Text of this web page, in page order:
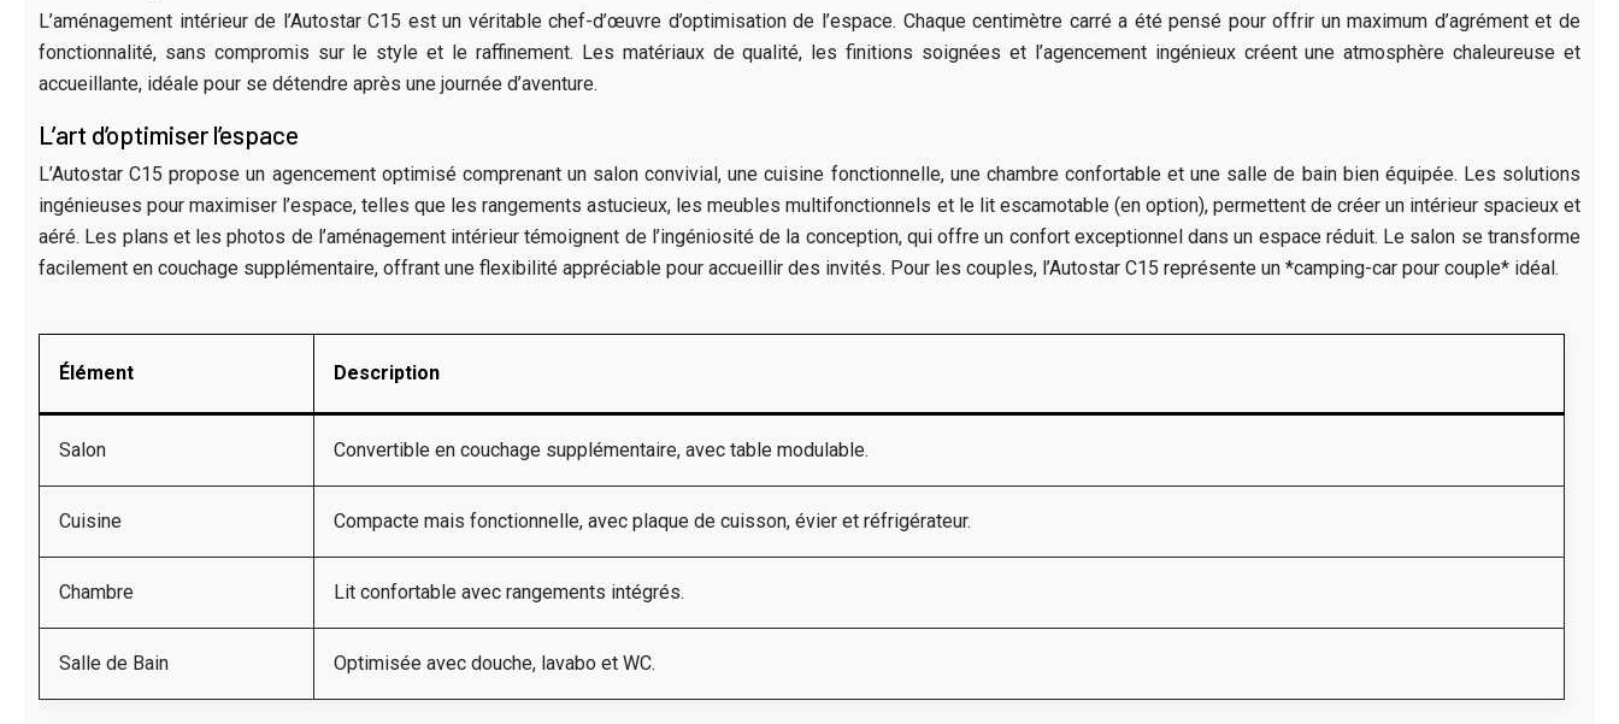
L’aménagement intérieur de l’Autostar C15 est un véritable chef-d’œuvre d’optimisation de l’espace. Chaque centimètre carré a été pensé pour offrir un maximum d’agrément et de
fonctionnalité, sans compromis sur le style et le raffinement. Les matériaux de qualité, les finitions soignées et l’agencement ingénieux créent une atmosphère chaleureuse et
accueillante, idéale pour se détendre après une journée d’aventure.
L’art d’optimiser l’espace
L’Autostar C15 propose un agencement optimisé comprenant un salon convivial, une cuisine fonctionnelle, une chambre confortable et une salle de bain bien équipée. Les solutions
ingénieuses pour maximiser l’espace, telles que les rangements astucieux, les meubles multifonctionnels et le lit escamotable (en option), permettent de créer un intérieur spacieux et
aéré. Les plans et les photos de l’aménagement intérieur témoignent de l’ingéniosité de la conception, qui offre un confort exceptionnel dans un espace réduit. Le salon se transforme
facilement en couchage supplémentaire, offrant une flexibilité appréciable pour accueillir des invités. Pour les couples, l’Autostar C15 représente un *camping-car pour couple* idéal.
Élément Description
Salon Convertible en couchage supplémentaire, avec table modulable.
Cuisine Compacte mais fonctionnelle, avec plaque de cuisson, évier et réfrigérateur.
Chambre Lit confortable avec rangements intégrés.
Salle de Bain Optimisée avec douche, lavabo et WC.